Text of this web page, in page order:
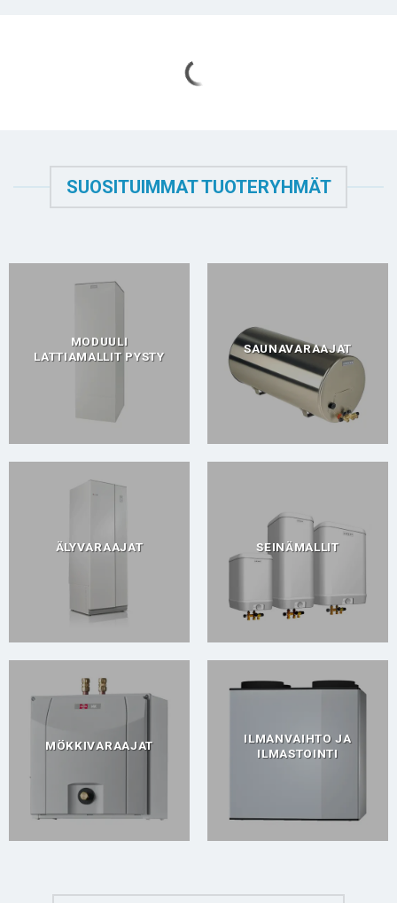
SUOSITUIMMAT TUOTERYHMÄT
MODUULI
LATTIAMALLIT PYSTY
SAUNAVARAAJAT
ÄLYVARAAJAT SEINÄMALLIT
MÖKKIVARAAJAT
ILMANVAIHTO JA
ILMASTOINTI